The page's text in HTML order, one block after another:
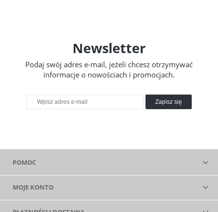
Newsletter
Podaj swój adres e-mail, jeżeli chcesz otrzymywać
informacje o nowościach i promocjach.
Zapisz się
POMOC
MOJE KONTO